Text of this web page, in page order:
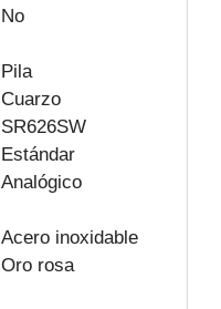
No
Pila
Cuarzo
SR626SW
Estándar
Analógico
Acero inoxidable
Oro rosa